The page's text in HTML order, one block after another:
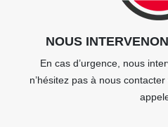
NOUS
En cas d’urgence, nous
n’hésitez pas à nous